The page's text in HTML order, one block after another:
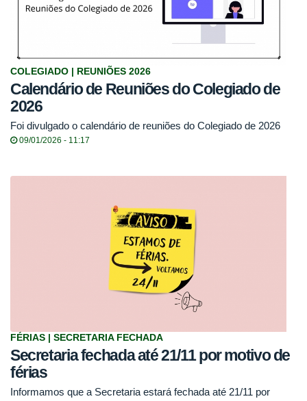
COLEGIADO | REUNIÕES 2026
Calendário de Reuniões do Colegiado de
2026
Foi divulgado o calendário de reuniões do Colegiado de 2026
09/01/2026 - 11:17
FÉRIAS | SECRETARIA FECHADA
Secretaria fechada até 21/11 por motivo de
férias
Informamos que a Secretaria estará fechada até 21/11 por